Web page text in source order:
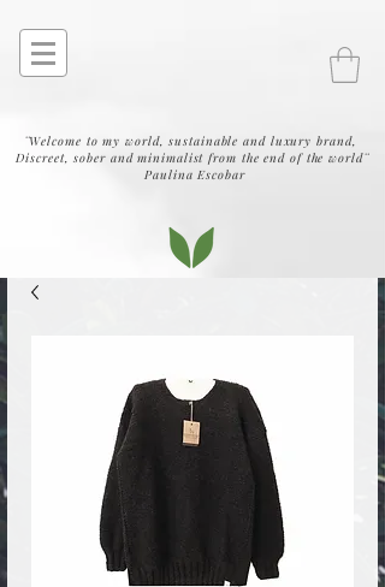
¨Welcome to my world, sustainable and luxury brand,
Discreet, sober and minimalist from the end of the world¨
Paulina Escobar